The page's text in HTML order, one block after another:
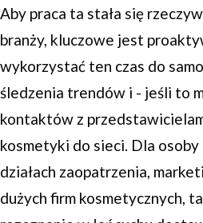
Aby praca ta stała się
branży, kluczowe jest
wykorzystać ten czas do
śledzenia trendów i - jeśli to
kontaktów z
kosmetyki do sieci. Dla
działach zaopatrzenia,
dużych firm kosmetycznych,